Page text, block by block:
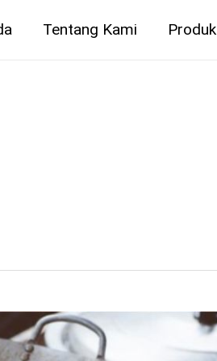
Tentang Kami Produk